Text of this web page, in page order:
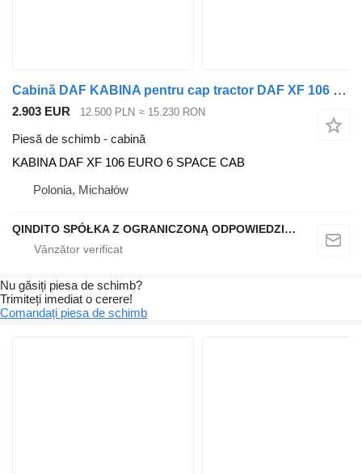
Cabină DAF KABINA pentru cap tractor DAF XF 106 EURO 6
2.903 EUR 12.500 PLN ≈ 15.230 RON
Piesă de schimb - cabină
KABINA DAF XF 106 EURO 6 SPACE CAB
Polonia, Michałów
QINDITO SPÓŁKA Z OGRANICZONĄ ODPOWIEDZIALNOŚCIĄ
Nu găsiți piesa de schimb?
Trimiteți imediat o cerere!
Comandați piesa de schimb